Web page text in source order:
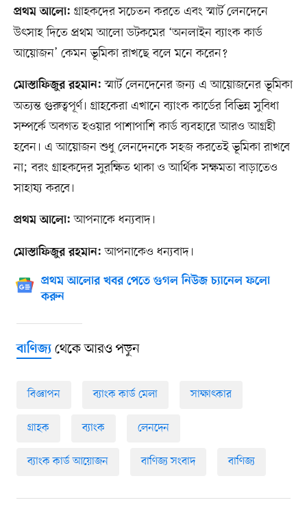
প্রথম আলো: গ্রাহকদের সচেতন করতে এবং স্মার্ট লেনদেনে
উৎসাহ দিতে প্রথম আলো ডটকমের ‘অনলাইন ব্যাংক কার্ড
আয়োজন’ কেমন ভূমিকা রাখছে বলে মনে করেন?
মোস্তাফিজুর রহমান: স্মার্ট লেনদেনের জন্য এ আয়োজনের ভূমিকা
অত্যন্ত গুরুত্বপূর্ণ। গ্রাহকেরা এখানে ব্যাংক কার্ডের বিভিন্ন সুবিধা
সম্পর্কে অবগত হওয়ার পাশাপাশি কার্ড ব্যবহারে আরও আগ্রহী
হবেন। এ আয়োজন শুধু লেনদেনকে সহজ করতেই ভূমিকা রাখবে
না; বরং গ্রাহকদের সুরক্ষিত থাকা ও আর্থিক সক্ষমতা বাড়াতেও
সাহায্য করবে।
প্রথম আলো: আপনাকে ধন্যবাদ।
মোস্তাফিজুর রহমান: আপনাকেও ধন্যবাদ।
প্রথম আলোর খবর পেতে গুগল নিউজ চ্যানেল ফলো
করুন
বাণিজ্যথেকে আরও পড়ুন
বিজ্ঞাপন ব্যাংক কার্ড মেলা সাক্ষাৎকার
গ্রাহক ব্যাংক লেনদেন
ব্যাংক কার্ড আয়োজন বাণিজ্য সংবাদ বাণিজ্য